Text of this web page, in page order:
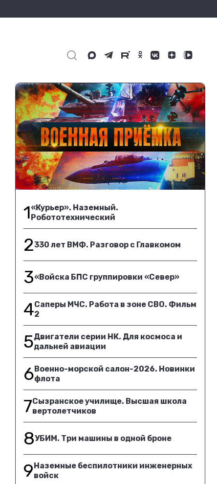
1«Курьер». Наземный.
Робототехнический
2330 лет ВМФ. Разговор с Главкомом
3«Войска БПС группировки «Север»
4Саперы МЧС. Работа в зоне СВО. Фильм
2
5Двигатели серии НК. Для космоса и
дальней авиации
6Военно-морской салон-2026. Новинки
флота
7Сызранское училище. Высшая школа
вертолетчиков
8УБИМ. Три машины в одной броне
9Наземные беспилотники инженерных
войск